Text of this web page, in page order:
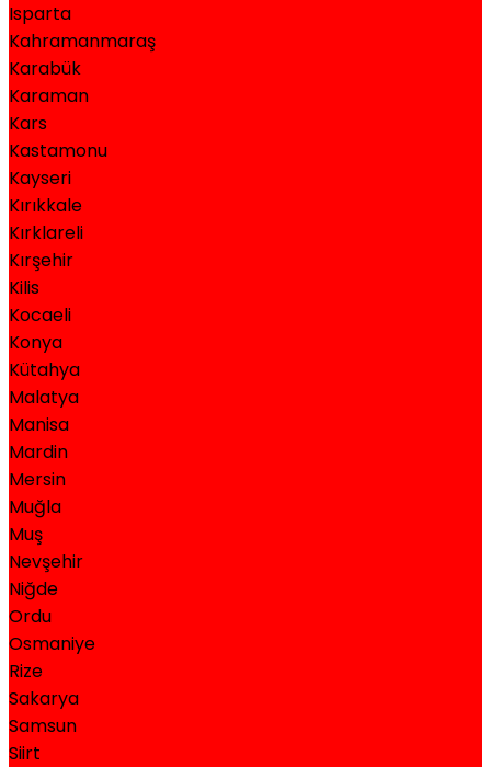
Isparta
Kahramanmaraş
Karabük
Karaman
Kars
Kastamonu
Kayseri
Kırıkkale
Kırklareli
Kırşehir
Kilis
Kocaeli
Konya
Kütahya
Malatya
Manisa
Mardin
Mersin
Muğla
Muş
Nevşehir
Niğde
Ordu
Osmaniye
Rize
Sakarya
Samsun
Siirt